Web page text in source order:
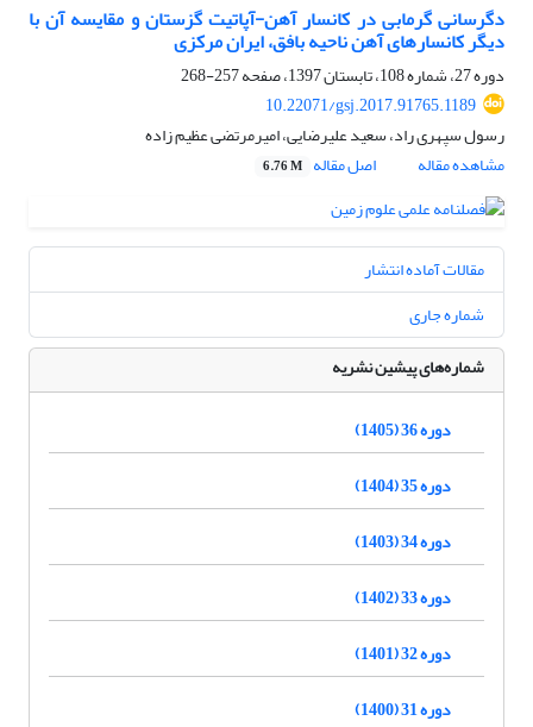
دگرسانی گرمابی در کانسار آهن-آپاتیت گزستان و مقایسه آن با
دیگر کانسارهای آهن ناحیه بافق، ایران مرکزی
دوره 27، شماره 108، تابستان 1397، صفحه
257-268
10.22071/gsj.2017.91765.1189
رسول سپهری راد، سعید علیرضایی، امیرمرتضی عظیم زاده
مشاهده مقاله
اصل مقاله 6.76 M
مقالات آماده انتشار
شماره جاری
شماره‌های پیشین نشریه
دوره 36 (1405)
دوره 35 (1404)
دوره 34 (1403)
دوره 33 (1402)
دوره 32 (1401)
دوره 31 (1400)